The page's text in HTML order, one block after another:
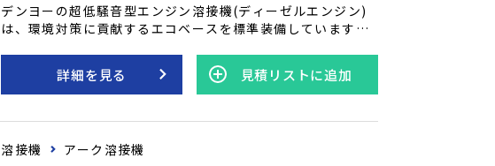
デンヨーの超低騒音型エンジン溶接機(ディーゼルエンジン)
は、環境対策に貢献するエコベースを標準装備しています。
ています。 電撃防止機能が付いており、垂下特性と低電流特
性がワンタッチで切り替え可能です。 さらに、短絡電流調整
機能など高性能を誇ります。デンヨーの発電機付き溶接機
詳細を見る 見積リストに追加
溶接機 アーク溶接機